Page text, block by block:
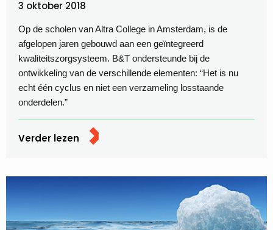
3 oktober 2018
Op de scholen van Altra College in Amsterdam, is de
afgelopen jaren gebouwd aan een geïntegreerd
kwaliteitszorgsysteem. B&T ondersteunde bij de
ontwikkeling van de verschillende elementen: “Het is nu
echt één cyclus en niet een verzameling losstaande
onderdelen.”
Verder lezen